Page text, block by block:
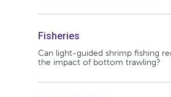
Fisheries
Can light-guided shrimp fishing
the impact of bottom trawling?